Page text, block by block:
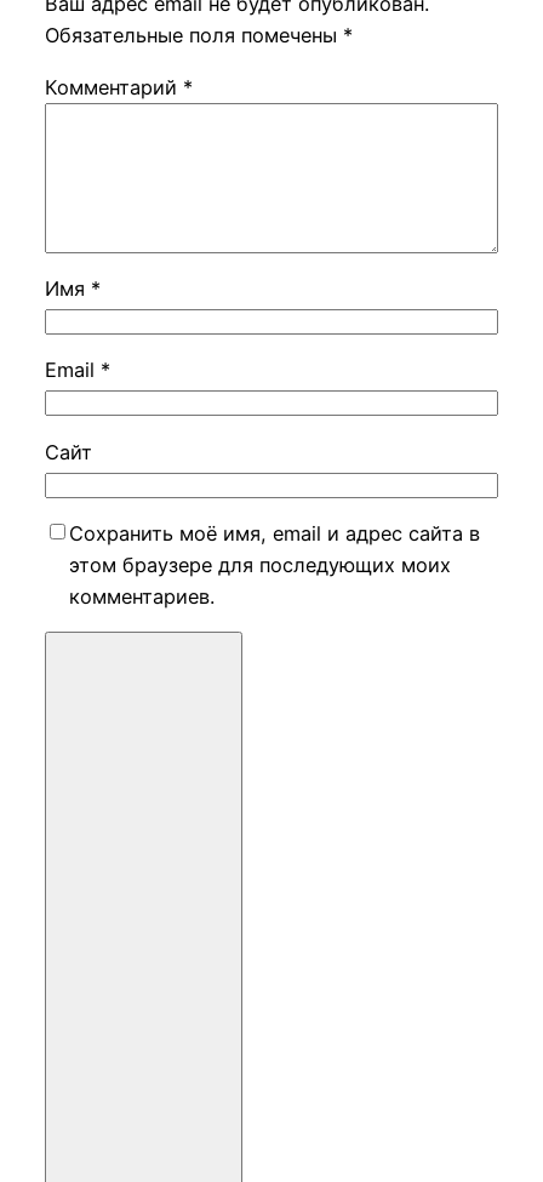
Обязательные поля помечены *
Комментарий *
Имя *
Email *
Сайт
Сохранить моё имя, email и адрес сайта в
этом браузере для последующих моих
комментариев.